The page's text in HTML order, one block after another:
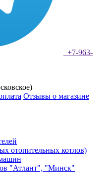
+7-963-
Отзывы о магазине
отопительных котлов)
"Атлант", "Минск"